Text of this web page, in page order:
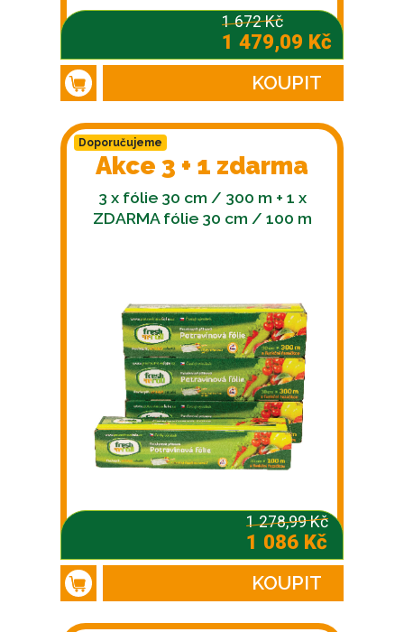
1 672 Kč
1 479,09 Kč
KOUPIT
Doporučujeme
Akce 3 + 1 zdarma
3 x fólie 30 cm / 300 m + 1 x
ZDARMA fólie 30 cm / 100 m
1 278,99 Kč
1 086 Kč
KOUPIT